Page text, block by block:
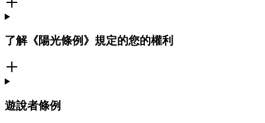
了解《陽光條例》規定的您的權利
遊說者條例